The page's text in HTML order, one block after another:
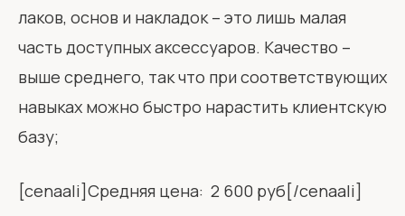
лаков, основ и накладок – это лишь малая
часть доступных аксессуаров. Качество –
выше среднего, так что при соответствующих
навыках можно быстро нарастить клиентскую
базу;
[cenaali]Средняя цена: 2 600 руб[/cenaali]